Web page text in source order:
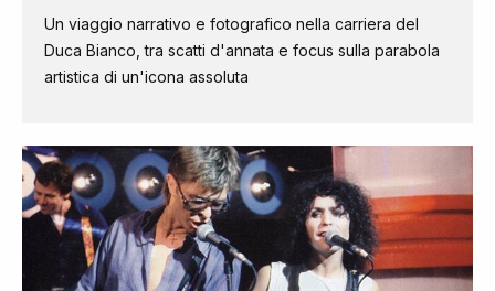
Un viaggio narrativo e fotografico nella carriera del
Duca Bianco, tra scatti d'annata e focus sulla parabola
artistica di un'icona assoluta